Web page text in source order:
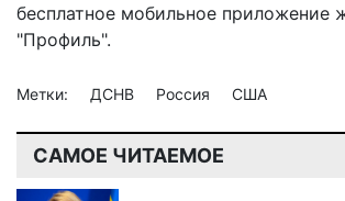
бесплатное мобильное приложение
"Профиль".
Метки: ДСНВ Россия США
САМОЕ ЧИТАЕМОЕ